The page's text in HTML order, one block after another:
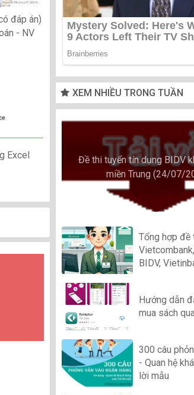
đáp án)
- NV
Excel
XEM NHIỀU TRONG TUẦN
Đề thi tuyển tín dụng BIDV
miền Trung (24/07/
Tổng hợp đề
BIDV,
Hướng dẫn
mua sách
300 câu
- Quan hệ
lời mẫu